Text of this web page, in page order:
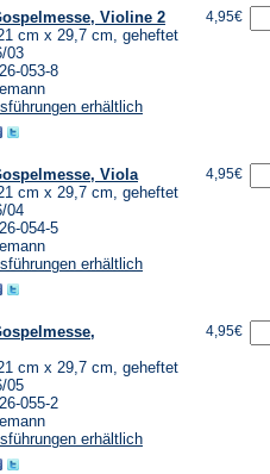
Violine 2
cm x 29,7 cm, geheftet
03
053-8
erhältlich
4,95€
Viola
cm x 29,7 cm, geheftet
04
054-5
erhältlich
4,95€
cm x 29,7 cm, geheftet
05
055-2
erhältlich
4,95€